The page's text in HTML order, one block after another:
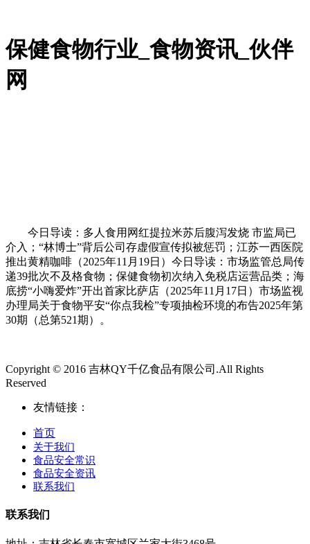
保健食物行业_食物资讯_伙伴
网
今日导读：多人食用网红提拉米苏后腹泻发烧 市监局已
介入；“林博士”背后公司存虚假宣传拟被惩罚；江苏一西医院
推出黄精咖啡（2025年11月19日）今日导读：市场监管总局传
递39批次不及格食物；保健食物初次纳入免税店运营品类；海
底捞“小嗨爱炸”开出首家比萨店（2025年11月17日）市场监视
办理局关于食物平安“你点我检”专项抽检环境的布告2025年第
30期（总第521期）。
Copyright © 2016 吉林QY千亿食品有限公司.All Rights
Reserved
友情链接：
首页
关于我们
食品安全常识
食品安全资讯
联系我们
联系我们